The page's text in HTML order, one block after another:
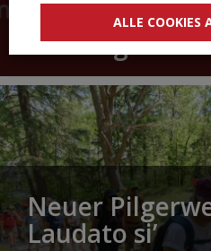
Die
Sonntag
Neuer
Laudato si’
ALLE COOKIES